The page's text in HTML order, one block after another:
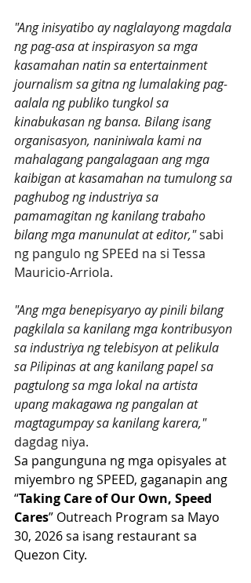
"Ang inisyatibo ay naglalayong magdala
ng pag-asa at inspirasyon sa mga
kasamahan natin sa entertainment
journalism sa gitna ng lumalaking pag-
aalala ng publiko tungkol sa
kinabukasan ng bansa. Bilang isang
organisasyon, naniniwala kami na
mahalagang pangalagaan ang mga
kaibigan at kasamahan na tumulong sa
paghubog ng industriya sa
pamamagitan ng kanilang trabaho
bilang mga manunulat at editor," sabi
ng pangulo ng SPEEd na si Tessa
Mauricio-Arriola.
"Ang mga benepisyaryo ay pinili bilang
pagkilala sa kanilang mga kontribusyon
sa industriya ng telebisyon at pelikula
sa Pilipinas at ang kanilang papel sa
pagtulong sa mga lokal na artista
upang makagawa ng pangalan at
magtagumpay sa kanilang karera,"
dagdag niya.
Sa pangunguna ng mga opisyales at
miyembro ng SPEED, gaganapin ang
“Taking Care of Our Own, Speed
Cares” Outreach Program sa Mayo
30, 2026 sa isang restaurant sa
Quezon City.